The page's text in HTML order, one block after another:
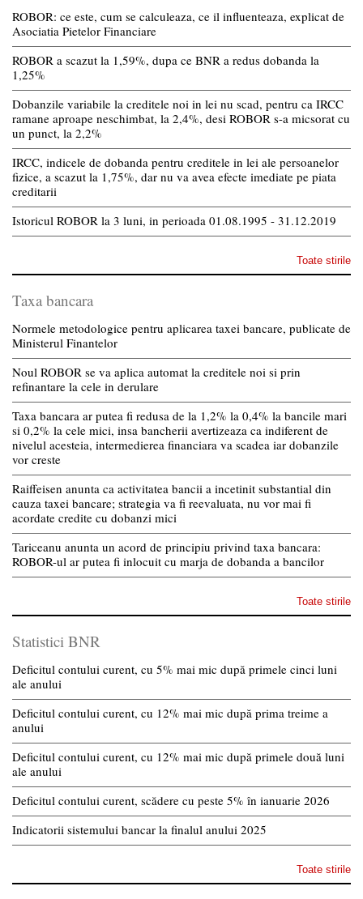
ROBOR: ce este, cum se calculeaza, ce il influenteaza, explicat de
Asociatia Pietelor Financiare
ROBOR a scazut la 1,59%, dupa ce BNR a redus dobanda la
1,25%
Dobanzile variabile la creditele noi in lei nu scad, pentru ca IRCC
ramane aproape neschimbat, la 2,4%, desi ROBOR s-a micsorat cu
un punct, la 2,2%
IRCC, indicele de dobanda pentru creditele in lei ale persoanelor
fizice, a scazut la 1,75%, dar nu va avea efecte imediate pe piata
creditarii
Istoricul ROBOR la 3 luni, in perioada 01.08.1995 - 31.12.2019
Toate stirile
Taxa bancara
Normele metodologice pentru aplicarea taxei bancare, publicate de
Ministerul Finantelor
Noul ROBOR se va aplica automat la creditele noi si prin
refinantare la cele in derulare
Taxa bancara ar putea fi redusa de la 1,2% la 0,4% la bancile mari
si 0,2% la cele mici, insa bancherii avertizeaza ca indiferent de
nivelul acesteia, intermedierea financiara va scadea iar dobanzile
vor creste
Raiffeisen anunta ca activitatea bancii a incetinit substantial din
cauza taxei bancare; strategia va fi reevaluata, nu vor mai fi
acordate credite cu dobanzi mici
Tariceanu anunta un acord de principiu privind taxa bancara:
ROBOR-ul ar putea fi inlocuit cu marja de dobanda a bancilor
Toate stirile
Statistici BNR
Deficitul contului curent, cu 5% mai mic după primele cinci luni
ale anului
Deficitul contului curent, cu 12% mai mic după prima treime a
anului
Deficitul contului curent, cu 12% mai mic după primele două luni
ale anului
Deficitul contului curent, scădere cu peste 5% în ianuarie 2026
Indicatorii sistemului bancar la finalul anului 2025
Toate stirile